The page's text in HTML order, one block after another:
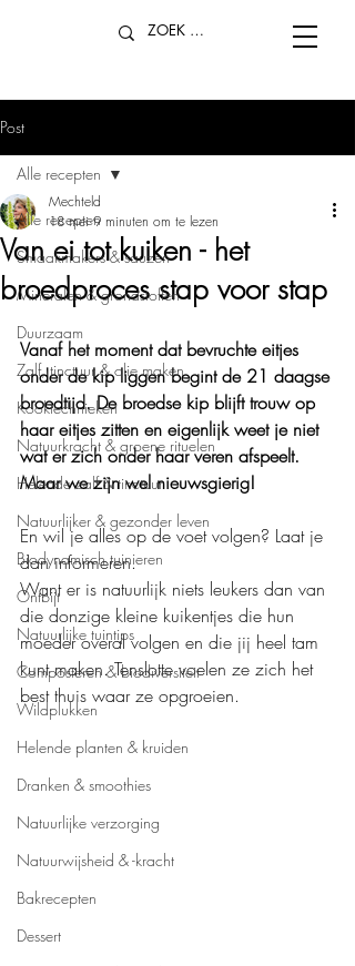
Post
Alle recepten
Smaakmakers & sauzen
Mineralen & grondstoffen
Duurzaam
Zalf, tinctuur & olie maken
Kooktechnieken
Natuurkracht & groene rituelen
Helende zalf & tinctuur
Natuurlijker & gezonder leven
Biodynamisch tuinieren
Ontbijt
Natuurlijke tuintips
Composteren & biodiversiteit
Wildplukken
Helende planten & kruiden
Dranken & smoothies
Natuurlijke verzorging
Natuurwijsheid & -kracht
Bakrecepten
Dessert
Alle recepten
Van ei tot kuiken - het
broedproces stap voor stap
Mechteld
18 mei 9 minuten om te lezen
Vanaf het moment dat bevruchte eitjes
onder de kip liggen begint de 21 daagse
broedtijd. De broedse kip blijft trouw op
haar eitjes zitten en eigenlijk weet je niet
wat er zich onder haar veren afspeelt.
Maar we zijn wel nieuwsgierig!
En wil je alles op de voet volgen? Laat je
dan informeren.
Want er is natuurlijk niets leukers dan van
die donzige kleine kuikentjes die hun
moeder overal volgen en die jij heel tam
kunt maken. Tenslotte voelen ze zich het
best thuis waar ze opgroeien.